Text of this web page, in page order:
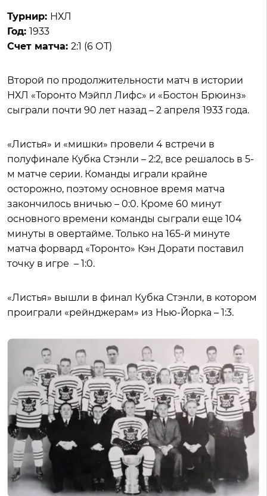
Турнир: НХЛ
Год: 1933
Счет матча: 2:1 (6 ОТ)
Второй по продолжительности матч в истории
НХЛ «Торонто Мэйпл Лифс» и «Бостон Брюинз»
сыграли почти 90 лет назад – 2 апреля 1933 года.
«Листья» и «мишки» провели 4 встречи в
полуфинале Кубка Стэнли – 2:2, все решалось в 5-
м матче серии. Команды играли крайне
осторожно, поэтому основное время матча
закончилось вничью – 0:0. Кроме 60 минут
основного времени команды сыграли еще 104
минуты в овертайме. Только на 165-й минуте
матча форвард «Торонто» Кэн Дорати поставил
точку в игре – 1:0.
«Листья» вышли в финал Кубка Стэнли, в котором
проиграли «рейнджерам» из Нью-Йорка – 1:3.